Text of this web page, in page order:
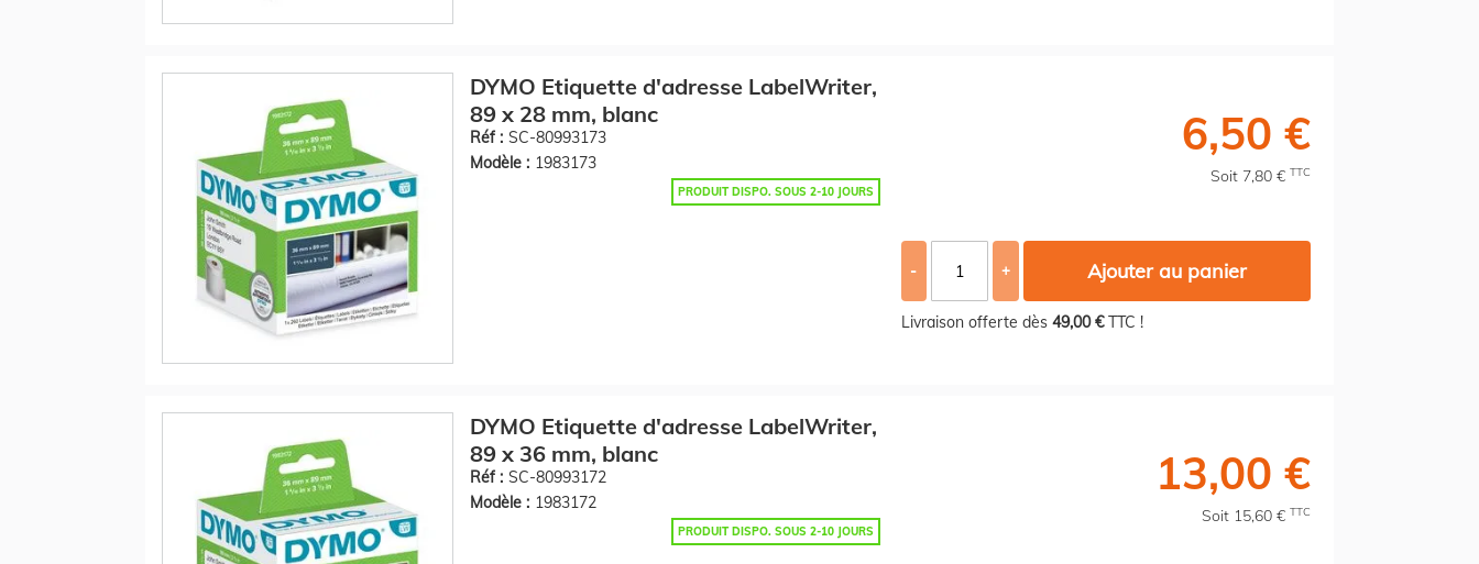
DYMO Etiquette d'adresse LabelWriter,
89 x 28 mm, blanc
Réf : SC-80993173
Modèle : 1983173
PRODUIT DISPO. SOUS 2-10 JOURS
6,50 €
Soit 7,80 € TTC
- + Ajouter au panier
Livraison offerte dès 49,00 €TTC !
DYMO Etiquette d'adresse LabelWriter,
89 x 36 mm, blanc
Réf : SC-80993172
Modèle : 1983172
PRODUIT DISPO. SOUS 2-10 JOURS
13,00 €
Soit 15,60 € TTC